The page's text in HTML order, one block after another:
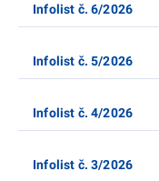
Infolist č. 6/2026
Infolist č. 5/2026
Infolist č. 4/2026
Infolist č. 3/2026